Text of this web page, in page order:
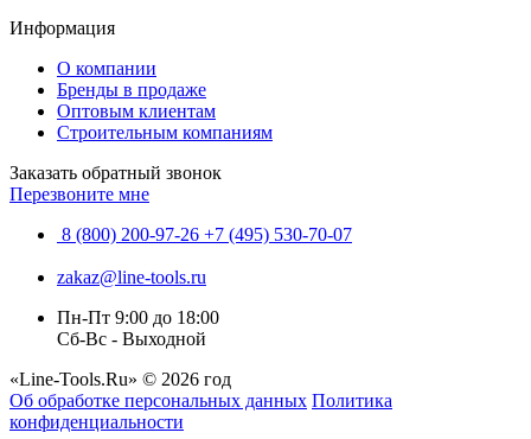
Информация
О компании
Бренды в продаже
Оптовым клиентам
Строительным компаниям
Заказать обратный звонок
Перезвоните мне
8 (800) 200-97-26 +7 (495) 530-70-07
zakaz@line-tools.ru
Пн-Пт 9:00 до 18:00
Сб-Вс - Выходной
«Line-Tools.Ru» © 2026 год
Об обработке персональных данных Политика
конфиденциальности